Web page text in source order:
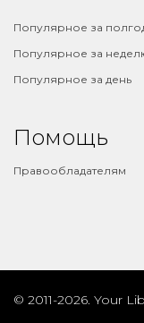
Популярное за
Популярное за
Популярное за день
Помощь
Правообладателям
© 2011-2026. Your